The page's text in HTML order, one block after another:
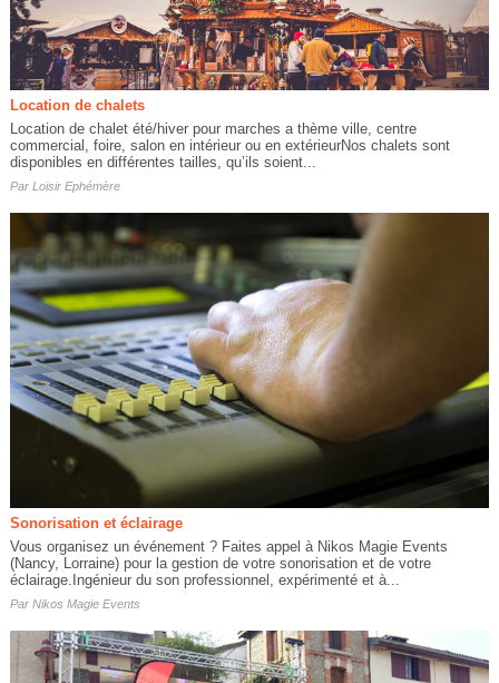
Location de chalets
Location de chalet été/hiver pour marches a thème ville, centre
commercial, foire, salon en intérieur ou en extérieurNos chalets sont
disponibles en différentes tailles, qu’ils soient...
Par Loisir Ephémère
Sonorisation et éclairage
Vous organisez un événement ? Faites appel à Nikos Magie Events
(Nancy, Lorraine) pour la gestion de votre sonorisation et de votre
éclairage.Ingénieur du son professionnel, expérimenté et à...
Par Nikos Magie Events